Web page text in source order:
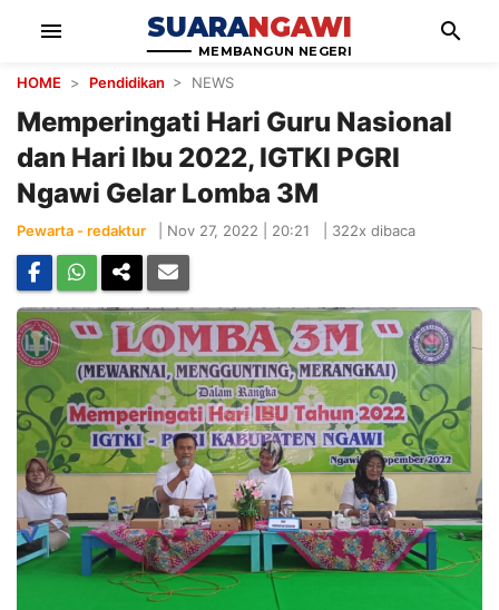
menu SUARANGAWI
MEMBANGUN NEGERI
search
HOME > Pendidikan > NEWS
Memperingati Hari Guru Nasional
dan Hari Ibu 2022, IGTKI PGRI
Ngawi Gelar Lomba 3M
Pewarta - redaktur Nov 27, 2022 | 20:21 322x dibaca